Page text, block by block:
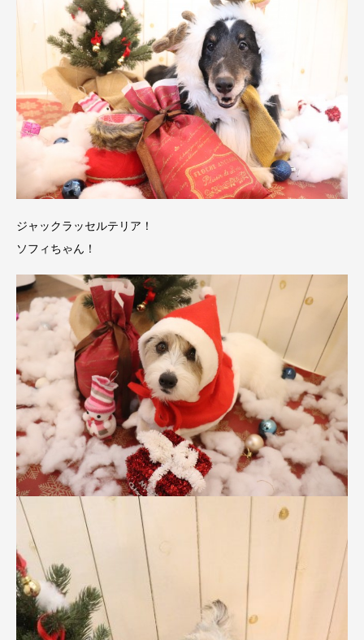
ジャックラッセルテリア！
ソフィちゃん！